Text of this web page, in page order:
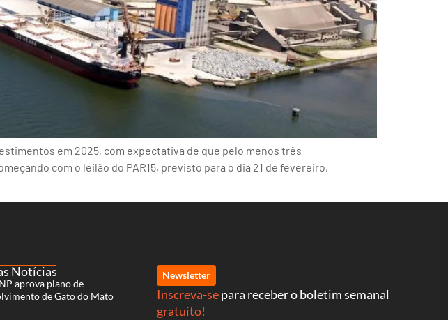
em 2025, com expectativa de que pelo menos três
com o leilão do PAR15, previsto para o dia 21 de fevereiro,
Notícias
aprova plano de
de Gato do Mato
Newsletter
Inscreva-separa receber o boletim semanal
gratuito!